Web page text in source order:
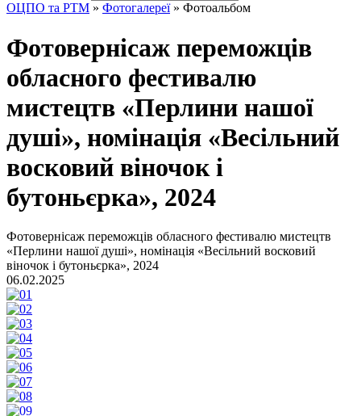
ОЦПО та РТМ » Фотогалереї» Фотоальбом
Фотовернісаж переможців
обласного фестивалю
мистецтв «Перлини нашої
душі», номінація «Весільний
восковий віночок і
бутоньєрка», 2024
Фотовернісаж переможців обласного фестивалю мистецтв
«Перлини нашої душі», номінація «Весільний восковий
віночок і бутоньєрка», 2024
06.02.2025